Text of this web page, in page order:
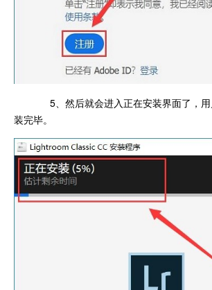
5、然后就会进入正在安装界面了，用
装完毕。